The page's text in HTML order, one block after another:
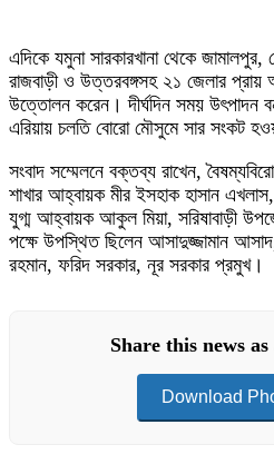
এদিকে যমুনা সারকারখানা থেকে
রাজবাড়ী ও উত্তরবঙ্গসহ ২১ জেলার প্রায়
উত্তোলন করেন। দীর্ঘদিন সময় উৎপাদন
এরিয়ায় চলতি বোরো মৌসুমে সার সংকট
সংবাদ সম্মেলনে বক্তব্য রাখেন,
শাখার আহ্বায়ক মীর ইসহাক হাসান
যুগ্ম আহ্বায়ক আকুল মিয়া, সরিষাবাড়ী
পক্ষে উপস্থিত ছিলেন আসাদুজ্জামান
রহমান, ফরিদ সরকার, নূর সরকার প্রমুখ।
Share this news
Download